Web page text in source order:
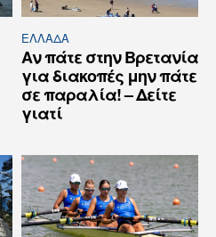
ΕΛΛΆΔΑ
Αν πάτε στην Βρετανία
για διακοπές μην πάτε
σε παραλία! – Δείτε
γιατί